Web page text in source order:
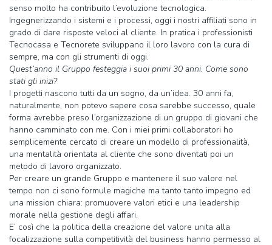
senso molto ha contribuito l’evoluzione tecnologica.
Ingegnerizzando i sistemi e i processi, oggi i nostri affiliati sono in
grado di dare risposte veloci al cliente. In pratica i professionisti
Tecnocasa e Tecnorete sviluppano il loro lavoro con la cura di
sempre, ma con gli strumenti di oggi.
Quest’anno il Gruppo festeggia i suoi primi 30 anni. Come sono
stati gli inizi?
I progetti nascono tutti da un sogno, da un’idea. 30 anni fa,
naturalmente, non potevo sapere cosa sarebbe successo, quale
forma avrebbe preso l’organizzazione di un gruppo di giovani che
hanno camminato con me. Con i miei primi collaboratori ho
semplicemente cercato di creare un modello di professionalità,
una mentalità orientata al cliente che sono diventati poi un
metodo di lavoro organizzato.
Per creare un grande Gruppo e mantenere il suo valore nel
tempo non ci sono formule magiche ma tanto tanto impegno ed
una mission chiara: promuovere valori etici e una leadership
morale nella gestione degli affari.
E’ così che la politica della creazione del valore unita alla
focalizzazione sulla competitività del business hanno permesso al